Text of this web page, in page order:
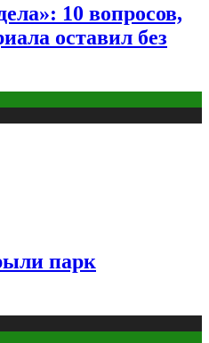
10 вопросов,
оставил без
парк